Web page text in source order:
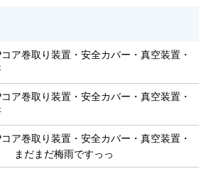
ア巻取り装置・安全カバー・真空装置・
ア巻取り装置・安全カバー・真空装置・
研
ア巻取り装置・安全カバー・真空装置・
まだまだ梅雨ですっっ